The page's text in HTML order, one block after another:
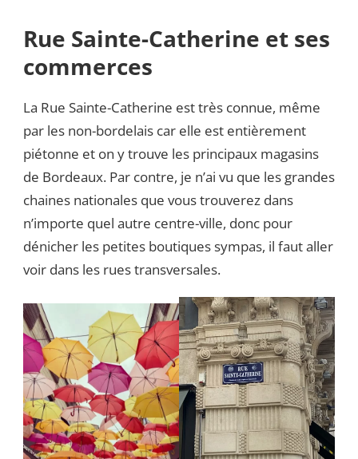
Rue Sainte-Catherine et ses
commerces
La Rue Sainte-Catherine est très connue, même
par les non-bordelais car elle est entièrement
piétonne et on y trouve les principaux magasins
de Bordeaux. Par contre, je n’ai vu que les grandes
chaines nationales que vous trouverez dans
n’importe quel autre centre-ville, donc pour
dénicher les petites boutiques sympas, il faut aller
voir dans les rues transversales.